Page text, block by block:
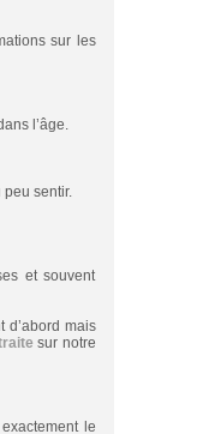
sur les
l’âge.
sentir.
et souvent
d’abord mais
sur notre
le